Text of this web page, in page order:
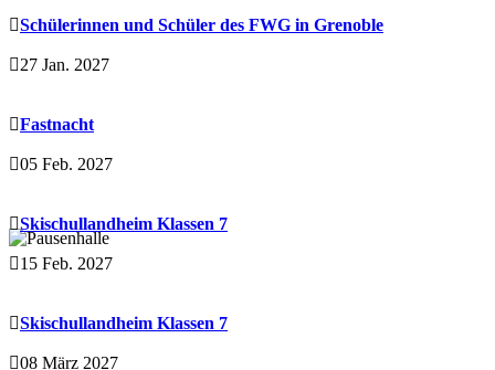
Schülerinnen und Schüler des FWG in Grenoble
27 Jan. 2027
Fastnacht
05 Feb. 2027
Skischullandheim Klassen 7
15 Feb. 2027
Skischullandheim Klassen 7
08 März 2027